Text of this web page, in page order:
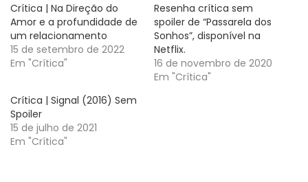
Crítica | Na Direção do
Amor e a profundidade de
um relacionamento
15 de setembro de 2022
Em "Crítica"
Resenha crítica sem
spoiler de “Passarela dos
Sonhos”, disponível na
Netflix.
16 de novembro de 2020
Em "Crítica"
Crítica | Signal (2016) Sem
Spoiler
15 de julho de 2021
Em "Crítica"